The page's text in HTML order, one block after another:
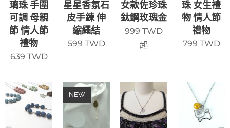
璃珠 手圍
可調 母親
節 情人節
禮物
639 TWD
星星香氛石
皮手鍊 伸
縮繩結
599 TWD
女款佐珍珠
鈦鋼玫瑰金
999 TWD
起
珠 女生禮
物 情人節
禮物
799 TWD
NEW